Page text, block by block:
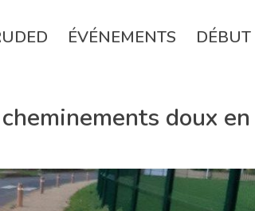
ÉVÉNEMENTS
doux en